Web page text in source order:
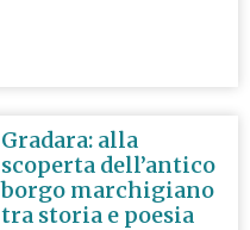
Gradara: alla
scoperta dell’antico
borgo marchigiano
tra storia e poesia